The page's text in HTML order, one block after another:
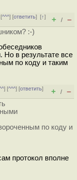
^^^] [ответить][↑]
+ / –
:-)
Но в результате все
по коду и таким
] [^^^] [ответить]
+ / –
по коду и
протокол вполне